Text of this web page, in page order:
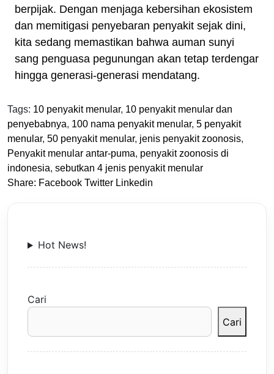
berpijak. Dengan menjaga kebersihan ekosistem
dan memitigasi penyebaran penyakit sejak dini,
kita sedang memastikan bahwa auman sunyi
sang penguasa pegunungan akan tetap terdengar
hingga generasi-generasi mendatang.
Tags: 10 penyakit menular, 10 penyakit menular dan
penyebabnya, 100 nama penyakit menular, 5 penyakit
menular, 50 penyakit menular, jenis penyakit zoonosis,
Penyakit menular antar-puma, penyakit zoonosis di
indonesia, sebutkan 4 jenis penyakit menular
Share: Facebook Twitter Linkedin
Hot News!
Cari
Cari